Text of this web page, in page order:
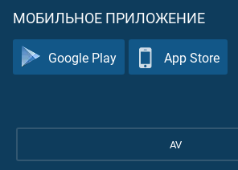
МОБИЛЬНОЕ ПРИЛОЖЕНИЕ
Google Play App Store
AV